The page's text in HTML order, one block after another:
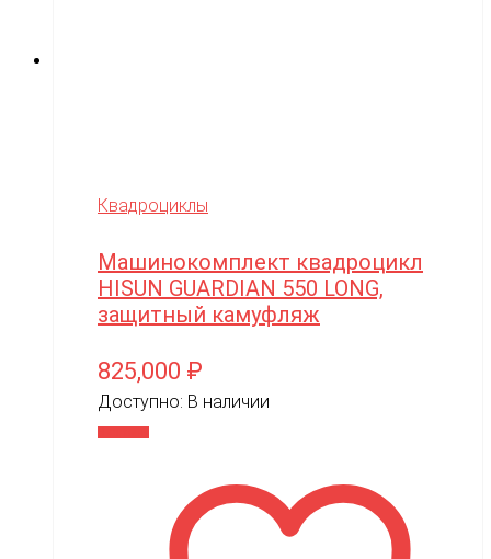
Квадроциклы
Машинокомплект квадроцикл
HISUN GUARDIAN 550 LONG,
защитный камуфляж
825,000 ₽
Доступно: В наличии